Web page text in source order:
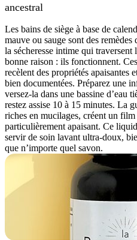
ancestral
Les bains de siège à base de
mauve ou sauge sont des remèdes
la sécheresse intime qui traversent
bonne raison : ils fonctionnent.
recèlent des propriétés apaisantes
bien documentées. Préparez une
versez-la dans une bassine d’eau
restez assise 10 à 15 minutes. La
riches en mucilages, créent un
particulièrement apaisant. Ce
servir de soin lavant ultra-doux,
que n’importe quel savon.